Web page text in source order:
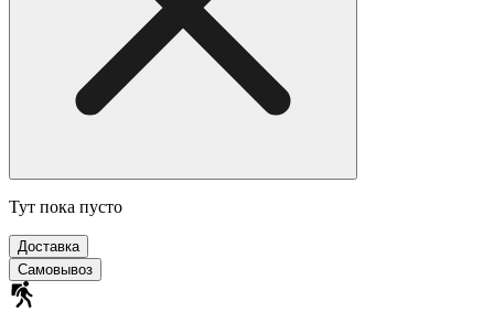
Тут пока пусто
Доставка
Самовывоз